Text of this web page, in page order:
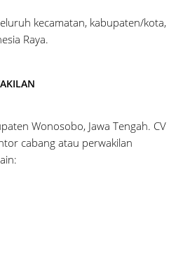
kecamatan, kabupaten/kota,
Raya.
Wonosobo, Jawa Tengah. CV
cabang atau perwakilan